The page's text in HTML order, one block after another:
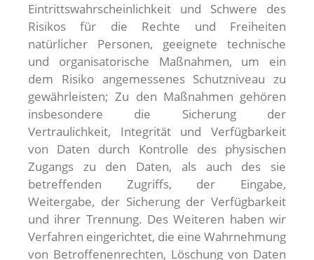
Eintrittswahrscheinlichkeit und Schwere des
Risikos für die Rechte und Freiheiten
natürlicher Personen, geeignete technische
und organisatorische Maßnahmen, um ein
dem Risiko angemessenes Schutzniveau zu
gewährleisten; Zu den Maßnahmen gehören
insbesondere die Sicherung der
Vertraulichkeit, Integrität und Verfügbarkeit
von Daten durch Kontrolle des physischen
Zugangs zu den Daten, als auch des sie
betreffenden Zugriffs, der Eingabe,
Weitergabe, der Sicherung der Verfügbarkeit
und ihrer Trennung. Des Weiteren haben wir
Verfahren eingerichtet, die eine Wahrnehmung
von Betroffenenrechten, Löschung von Daten